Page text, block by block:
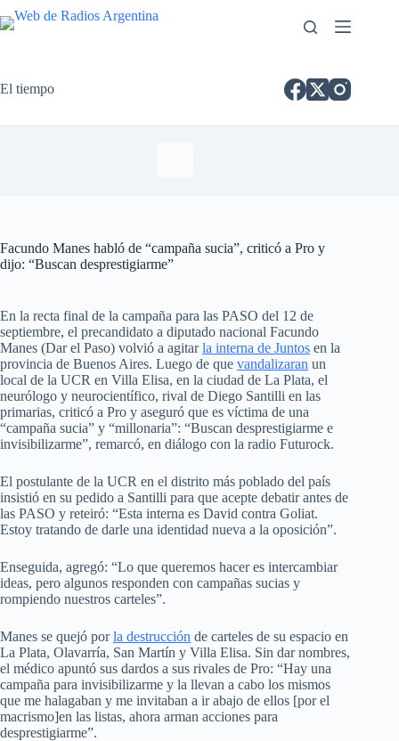
El tiempo
Facundo Manes habló de “campaña sucia”, criticó a Pro y
dijo: “Buscan desprestigiarme”
En la recta final de la campaña para las PASO del 12 de
septiembre, el precandidato a diputado nacional Facundo
Manes (Dar el Paso) volvió a agitarla interna de Juntos en la
provincia de Buenos Aires. Luego de que vandalizaran un
local de la UCR en Villa Elisa, en la ciudad de La Plata, el
neurólogo y neurocientífico, rival de Diego Santilli en las
primarias, criticó a Pro y aseguró que es víctima de una
“campaña sucia” y “millonaria”: “Buscan desprestigiarme e
invisibilizarme”, remarcó, en diálogo con la radio Futurock.
El postulante de la UCR en el distrito más poblado del país
insistió en su pedido a Santilli para que acepte debatir antes de
las PASO y reteiró: “Esta interna es David contra Goliat.
Estoy tratando de darle una identidad nueva a la oposición”.
Enseguida, agregó: “Lo que queremos hacer es intercambiar
ideas, pero algunos responden con campañas sucias y
rompiendo nuestros carteles”.
Manes se quejó porla destrucción de carteles de su espacio en
La Plata, Olavarría, San Martín y Villa Elisa. Sin dar nombres,
el médico apuntó sus dardos a sus rivales de Pro: “Hay una
campaña para invisibilizarme y la llevan a cabo los mismos
que me halagaban y me invitaban a ir abajo de ellos [por el
macrismo]en las listas, ahora arman acciones para
desprestigiarme”.